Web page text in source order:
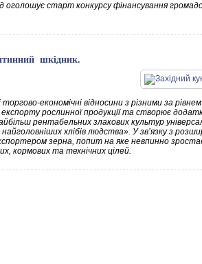
оголошує старт конкурсу фінансування
шкідник.
економічні відносини з різними за рівнем
рослинної продукції та створює
рентабельних злакових культур
хлібів людства». У зв’язку з
зерна, попит на яке невпинно
кормових та технічних цілей.